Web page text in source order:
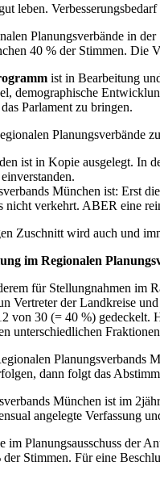
leben.
Planungsverbände in
40 % der Stimmen. Die
ist in Bearbeitung
demographische
Parlament zu bringen.
Planungsverbände
ist in Kopie ausgelegt. In
München ist: Erst
nicht verkehrt. ABER eine
Zuschnitt wird auch und
im Regionalen
für Stellungnahmen im
Vertreter der Landkreise
von 30 (= 40 %)
unterschiedlichen
dann folgt das
München ist im
angelegte Verfassung
im Planungsausschuss der
Stimmen. Für eine